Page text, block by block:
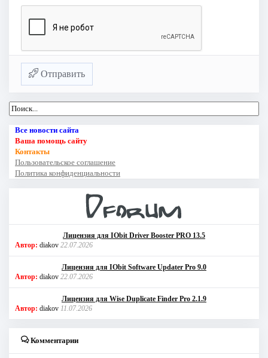
Отправить
Все новости сайта
Ваша помощь сайту
Контакты
Пользовательское соглашение
Политика конфиденциальности
Лицензия для IObit Driver Booster PRO 13.5
Автор: diakov 22.07.2026
Лицензия для IObit Software Updater Pro 9.0
Автор: diakov 22.07.2026
Лицензия для Wise Duplicate Finder Pro 2.1.9
Автор: diakov 11.07.2026
Комментарии